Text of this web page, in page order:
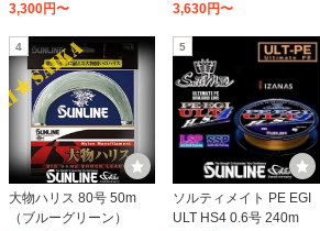
3,300円〜
3,630円〜
4
大物ハリス 80号 50m
（ブルーグリーン）
5
ソルティメイト PE EGI
ULT HS4 0.6号 240m